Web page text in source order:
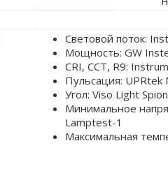
Световой поток:
Мощность: GW
CRI, CCT, R9:
Пульсация: UPRtek
Угол: Viso Light Spion
Минимальное
Lamptest-1
Максимальная